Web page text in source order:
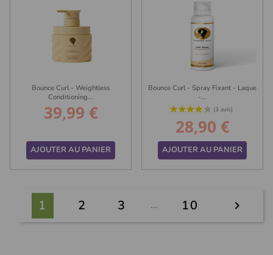
Bounce Curl - Weightless
Conditioning...
Prix
39,99 €
AJOUTER AU PANIER
Bounce Curl - Spray Fixant - Laque
-...
Prix
28,90 €
AJOUTER AU PANIER
1 2 3 … 10 